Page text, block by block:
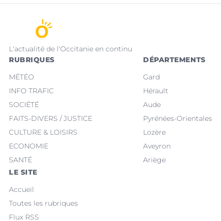
L'actualité de l'Occitanie en continu
RUBRIQUES
MÉTÉO
INFO TRAFIC
SOCIÉTÉ
FAITS-DIVERS / JUSTICE
CULTURE & LOISIRS
ECONOMIE
SANTÉ
DÉPARTEMENTS
Gard
Hérault
Aude
Pyrénées-Orientales
Lozère
Aveyron
Ariège
LE SITE
Accueil
Toutes les rubriques
Flux RSS